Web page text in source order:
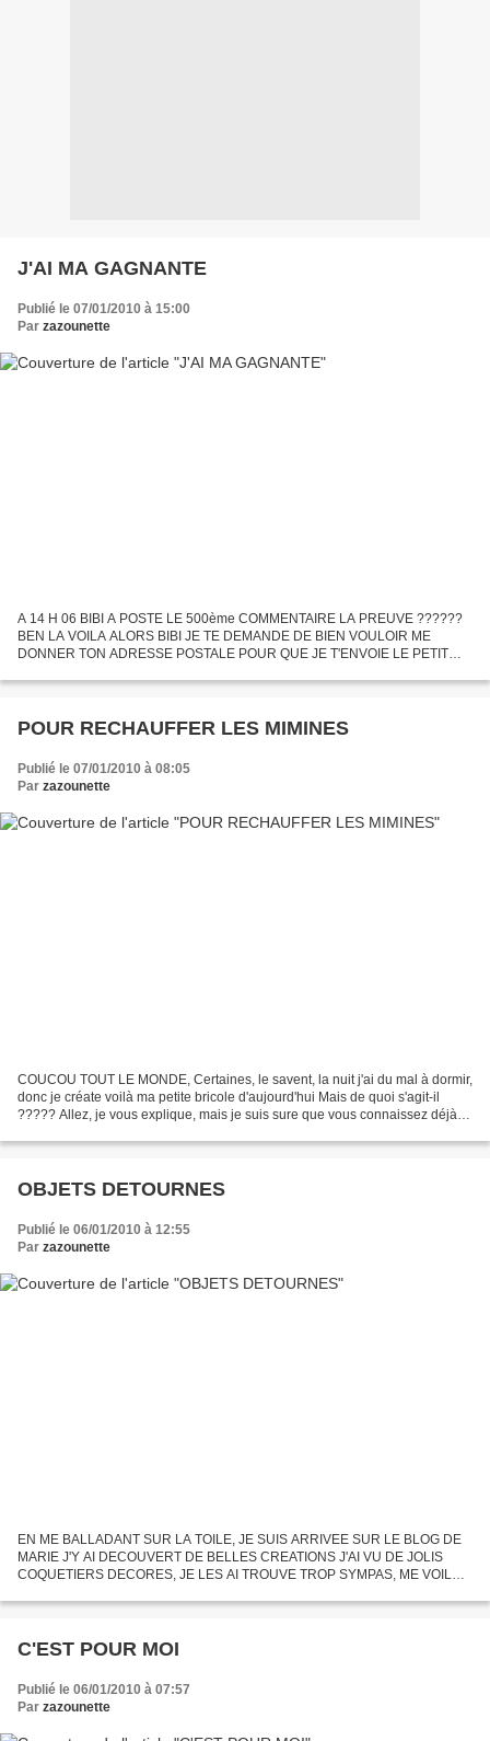
J'AI MA GAGNANTE
Publié le 07/01/2010 à 15:00
Par zazounette
A 14 H 06 BIBI A POSTE LE 500ème COMMENTAIRE LA PREUVE ??????
BEN LA VOILA ALORS BIBI JE TE DEMANDE DE BIEN VOULOIR ME
DONNER TON ADRESSE POSTALE POUR QUE JE T'ENVOIE LE PETIT
PAS DU TOUT ET PUISQUE...
POUR RECHAUFFER LES MIMINES
Publié le 07/01/2010 à 08:05
Par zazounette
COUCOU TOUT LE MONDE, Certaines, le savent, la nuit j'ai du mal à dormir,
donc je créate voilà ma petite bricole d'aujourd'hui Mais de quoi s'agit-il
????? Allez, je vous explique, mais je suis sure que vous connaissez déjà
OBJETS DETOURNES
Publié le 06/01/2010 à 12:55
Par zazounette
EN ME BALLADANT SUR LA TOILE, JE SUIS ARRIVEE SUR LE BLOG DE
MARIE J'Y AI DECOUVERT DE BELLES CREATIONS J'AI VU DE JOLIS
COQUETIERS DECORES, JE LES AI TROUVE TROP SYMPAS, ME VOILA
CELLE QUI...
C'EST POUR MOI
Publié le 06/01/2010 à 07:57
Par zazounette